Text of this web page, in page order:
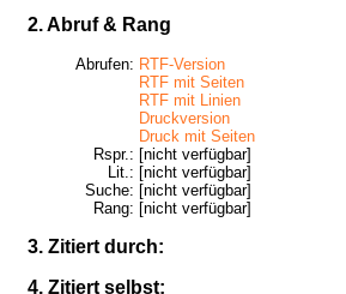
2. Abruf & Rang
Abrufen: RTF-Version
RTF mit Seiten
RTF mit Linien
Druckversion
Druck mit Seiten
Rspr.: [nicht verfügbar]
Lit.: [nicht verfügbar]
Suche: [nicht verfügbar]
Rang: [nicht verfügbar]
3. Zitiert durch:
4. Zitiert selbst: